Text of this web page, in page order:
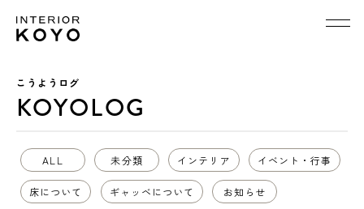
こうようログ
KOYOLOG
ALL 未分類 インテリア イベント・行事
床について ギャッベについて お知らせ